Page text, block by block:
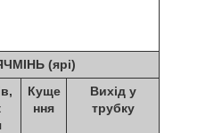
(ярі)
Куще
ння
Вихід у
трубку